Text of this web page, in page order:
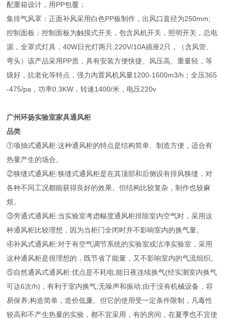
配重箱设计，用PP包覆；
集排气风罩：正面补风采用白色PP板制作，出风口直径为250mm;
控制面板：控制面板为触摸式开关，包含风机开关，照明开关，总电
源，全罩式灯具，40W日光灯两只,220V/10A插座2只，（含风管、
弯头）该产品采用PP质，具有安装方便快捷、风压高、重量轻，等
级好，抗老化等特点，强力內置风机风量1200-1600m3/h；全压365
-475/pa，功率0.3KW，转速1400/米，电压220v
广州环扬实验室家具通风柜
品类
①项抽式通风柜:这种通风柜的特点是结构简单、制造方便，适合有
热量产生的场合。
②狭缝式通风柜:狭缝式通风柜是在其顶部和后侧设有排风狭缝，对
各种不同工况都能获得良好的效果。但结构比较复杂，制作也较麻
烦。
③旁通式通风柜:当实验室考虑幅度通风柜排除室内空气时，采用这
种通风柜比较理想，因为当柜门全闭时并不影响室内的换气量。
④补风式通风柜:对于有空气调节系统的实验室或洁净实验室，采用
这种通风柜是很理想的，既节省了能量，又不影响室内的气流组织。
⑤自然通风式通风柜:优点是不耗电;能日夜连续换气(经实测室内换气
可达6次/h)，有利于室内换气;无噪声和振动;由于没有机械设备，容
易保养;构造简单，造价低廉。但它的使用受一定条件限制，凡毒性
较高和不产生热量的实验，都不宜采用，有的房间，在夏季也不宜使